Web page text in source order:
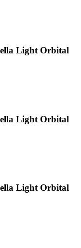
Light Orbital
Light Orbital
Light Orbital